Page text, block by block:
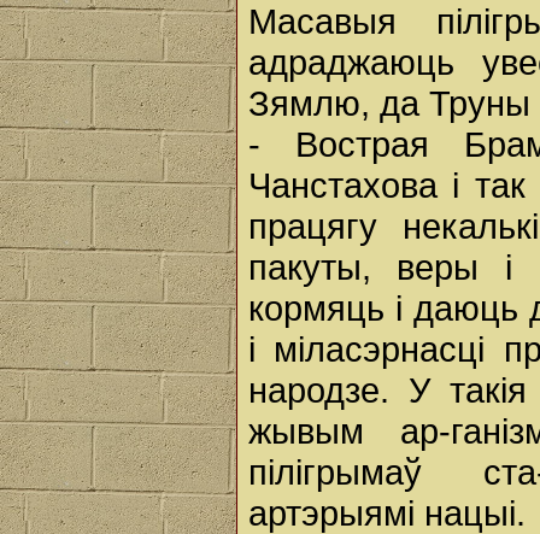
Масавыя
адраджаюць
Зямлю, да Труны
- Вострая
Чанстахова і
працягу
пакуты, веры і
кормяць і даюць
і міласэрнасці
народзе. У
жывым ар-
пілігрымаў
артэрыямі нацыі.